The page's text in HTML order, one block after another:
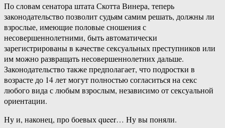
По словам сенатора штата Скотта Винера, теперь
законодательство позволит судьям самим решать, должны ли
взрослые, имеющие половые сношения с
несовершеннолетними, быть автоматически
зарегистрированы в качестве сексуальных преступников или
им можно развращать несовершеннолетних дальше.
Законодательство также предполагает, что подростки в
возрасте до 14 лет могут полностью согласиться на секс
любого вида с любым взрослым, независимо от сексуальной
ориентации.
Ну и, наконец, про боевых queer… Ну вы поняли.